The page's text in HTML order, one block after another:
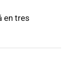
en tres